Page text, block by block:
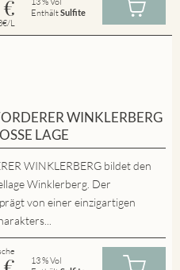
€
L
EnthältSulfite
WINKLERBERG
LAGE
WINKLERBERG bildet den
Winklerberg. Der
von einer einzigartigen
13 % Vol